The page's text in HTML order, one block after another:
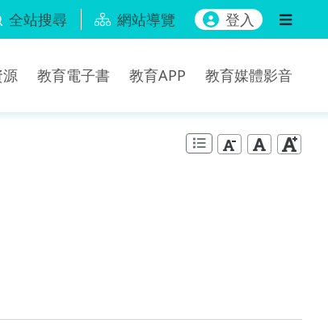
全站搜尋 網站導覽 登入
教育電子書 教育APP 教育媒體影音